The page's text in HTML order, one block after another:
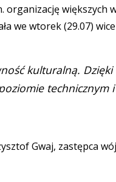
organizację
we wtorek (29.07)
kulturalną.
technicznym
Gwaj, zastępca